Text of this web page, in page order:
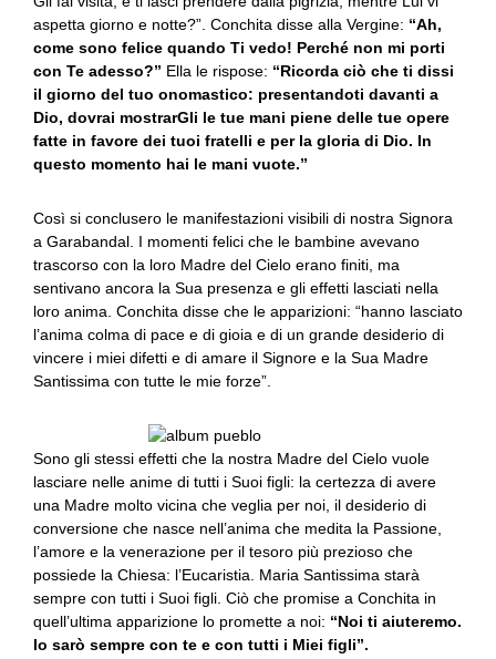
aspetta giorno e notte?”. Conchita disse alla Vergine: “Ah,
come sono felice quando Ti vedo! Perché non mi porti
con Te adesso?” Ella le rispose: “Ricorda ciò che ti dissi
il giorno del tuo onomastico: presentandoti davanti a
Dio, dovrai mostrarGli le tue mani piene delle tue opere
fatte in favore dei tuoi fratelli e per la gloria di Dio. In
questo momento hai le mani vuote.”
Così si conclusero le manifestazioni visibili di nostra Signora
a Garabandal. I momenti felici che le bambine avevano
trascorso con la loro Madre del Cielo erano finiti, ma
sentivano ancora la Sua presenza e gli effetti lasciati nella
loro anima. Conchita disse che le apparizioni: “hanno lasciato
l’anima colma di pace e di gioia e di un grande desiderio di
vincere i miei difetti e di amare il Signore e la Sua Madre
Santissima con tutte le mie forze”.
Sono gli stessi effetti che la nostra Madre del Cielo vuole
lasciare nelle anime di tutti i Suoi figli: la certezza di avere
una Madre molto vicina che veglia per noi, il desiderio di
conversione che nasce nell’anima che medita la Passione,
l’amore e la venerazione per il tesoro più prezioso che
possiede la Chiesa: l’Eucaristia. Maria Santissima starà
sempre con tutti i Suoi figli. Ciò che promise a Conchita in
quell’ultima apparizione lo promette a noi: “Noi ti aiuteremo.
Io sarò sempre con te e con tutti i Miei figli”.